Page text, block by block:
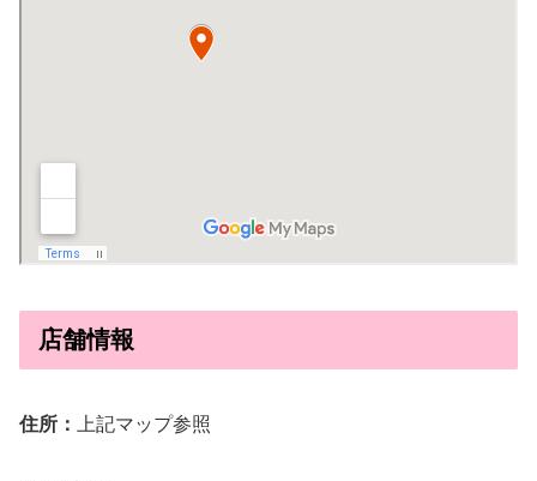
店舗情報
住所： 上記マップ参照